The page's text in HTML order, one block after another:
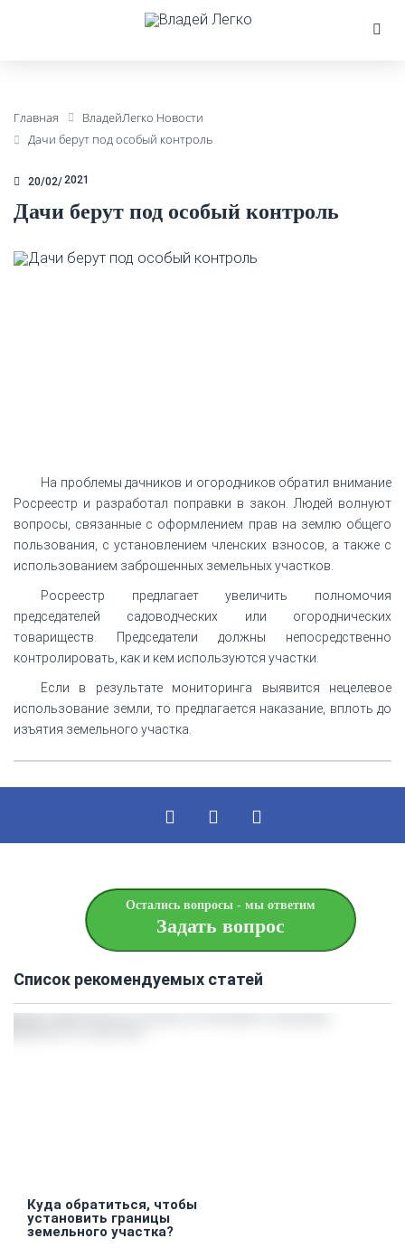
Главная
ВладейЛегко Новости
Дачи берут под особый контроль
20/02 2021
Дачи берут под особый контроль
На проблемы дачников и огородников обратил внимание
Росреестр и разработал поправки в закон. Людей волнуют
вопросы, связанные с оформлением прав на землю общего
пользования, с установлением членских взносов, а также с
использованием заброшенных земельных участков.
Росреестр предлагает увеличить полномочия
председателей садоводческих или огороднических
товариществ. Председатели должны непосредственно
контролировать, как и кем используются участки.
Если в результате мониторинга выявится нецелевое
использование земли, то предлагается наказание, вплоть до
изъятия земельного участка.
Остались вопросы - мы ответим
Задать вопрос
Список рекомендуемых статей
Куда обратиться, чтобы
установить границы
земельного участка?